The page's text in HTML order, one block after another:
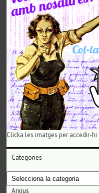
Clicka les imatges per accedir-hi
Categories
Categories
Arxius